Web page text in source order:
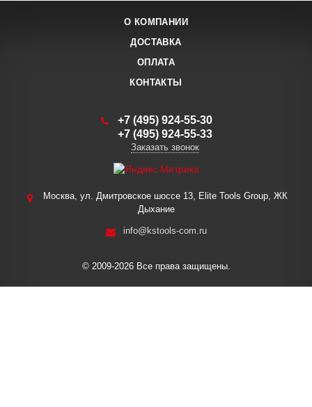
О КОМПАНИИ
ДОСТАВКА
ОПЛАТА
КОНТАКТЫ
+7 (495) 924-55-30
+7 (495) 924-55-33
Заказать звонок
Москва, ул. Дмитровское шоссе 13, Elite Tools Group, ЖК
Дыхание
info@kstools-com.ru
© 2009-2026 Все права защищены.